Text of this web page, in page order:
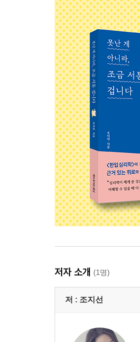
저자 소개 (1명)
저 : 조지선